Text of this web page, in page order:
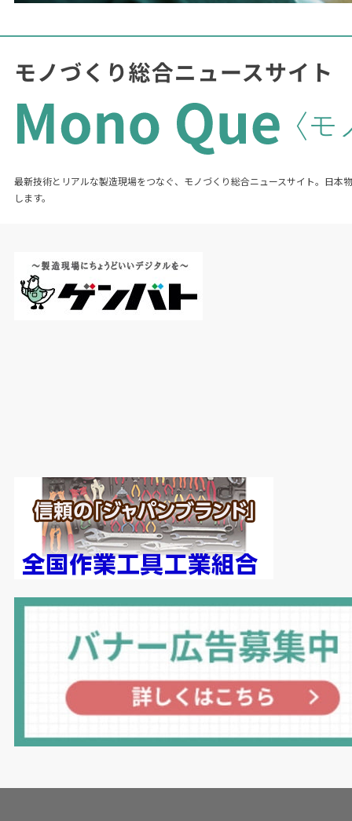
最新技術とリアルな製造現場をつなぐ、モノづくり総合ニュースサイト。日本
します。